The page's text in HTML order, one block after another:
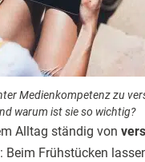
Medienkompetenz zu
warum ist sie so wichtig?
Alltag ständig von
Beim Frühstücken